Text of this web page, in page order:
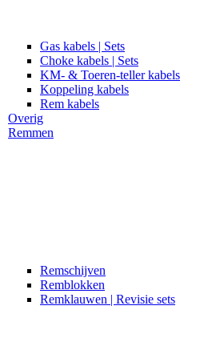
Gas kabels | Sets
Choke kabels | Sets
KM- & Toeren-teller kabels
Koppeling kabels
Rem kabels
Overig
Remmen
Remschijven
Remblokken
Remklauwen | Revisie sets